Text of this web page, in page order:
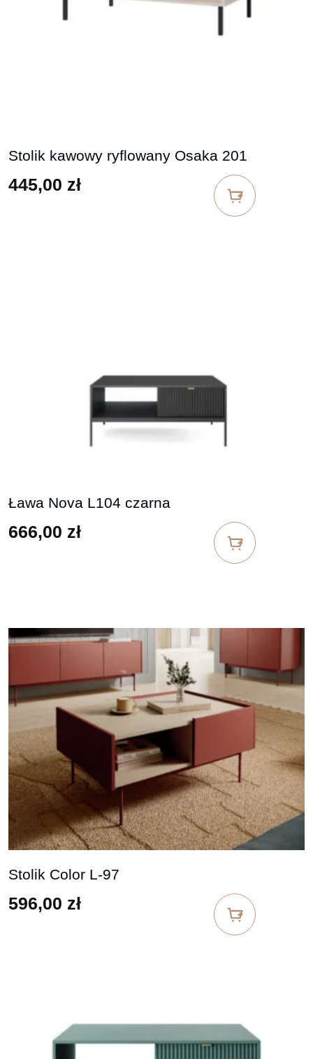
Stolik kawowy ryflowany Osaka 201
445,00 zł
Ława Nova L104 czarna
666,00 zł
Stolik Color L-97
596,00 zł